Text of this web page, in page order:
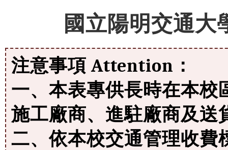
國立陽明交通大
注意事項 Attention：
一、本表專供長時在本
施工廠商、進駐廠商及送
二、依本校交通管理收費